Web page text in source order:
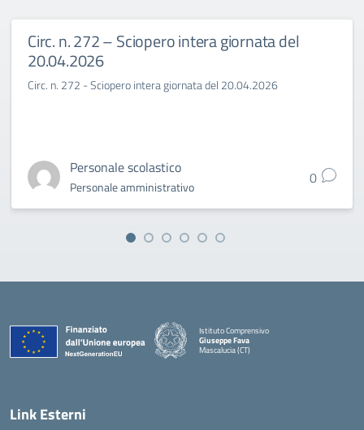
Circ. n. 272 – Sciopero intera giornata del
20.04.2026
Circ. n. 272 - Sciopero intera giornata del 20.04.2026
Personale scolastico
Personale amministrativo 0
Istituto Comprensivo
Giuseppe Fava
Mascalucia (CT)
Link Esterni